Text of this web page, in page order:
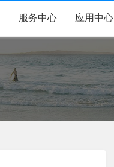
服务中心 应用中心